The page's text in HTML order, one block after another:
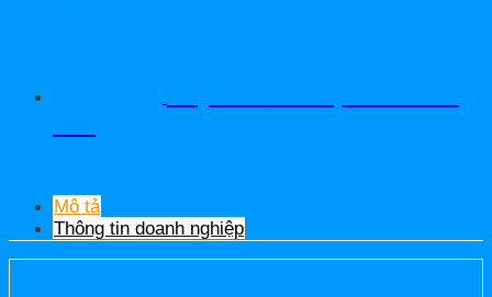
Mô tả
Thông tin doanh nghiệp